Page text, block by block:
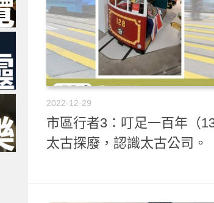
2022-12-29
市區行者3：叮足一百年（
太古探廢，認識太古公司。